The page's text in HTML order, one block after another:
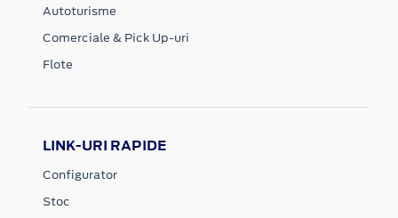
Autoturisme
Comerciale & Pick Up-uri
Flote
LINK-URI RAPIDE
Configurator
Stoc